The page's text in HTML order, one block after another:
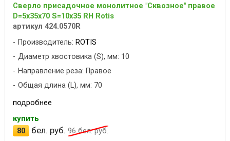
Сверло присадочное монолитное "Сквозное" правое
D=5x35x70 S=10x35 RH Rotis
артикул 424.0570R
Производитель: ROTIS
Диаметр хвостовика (S), мм: 10
Направление реза: Правое
Общая длина (L), мм: 70
подробнее
купить
80
бел. руб. 96бел. руб.